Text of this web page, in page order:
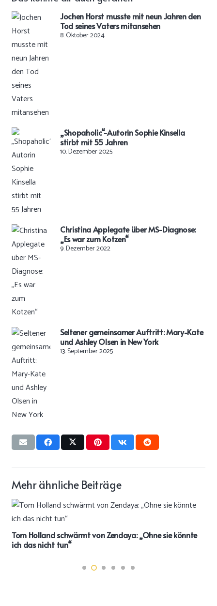
Jochen Horst musste mit neun Jahren den
Tod seines Vaters mitansehen
8. Oktober 2024
„Shopaholic“-Autorin Sophie Kinsella
stirbt mit 55 Jahren
10. Dezember 2025
Christina Applegate über MS-Diagnose:
„Es war zum Kotzen“
9. Dezember 2022
Seltener gemeinsamer Auftritt: Mary-Kate
und Ashley Olsen in New York
13. September 2025
Mehr ähnliche Beiträge
Tom Holland schwärmt von Zendaya: „Ohne sie könnte
ich das nicht tun“